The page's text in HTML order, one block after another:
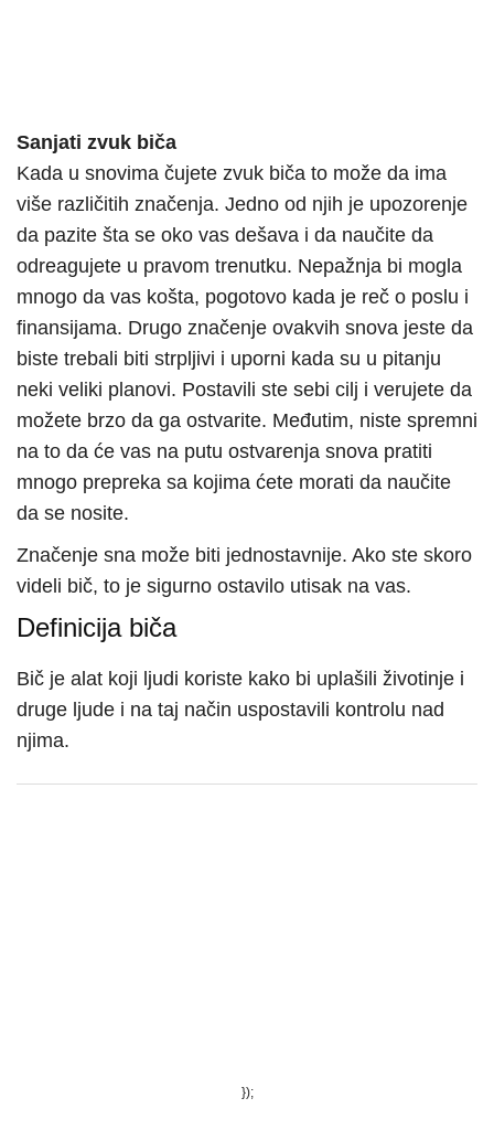
Sanjati zvuk biča
Kada u snovima čujete zvuk biča to može da ima
više različitih značenja. Jedno od njih je upozorenje
da pazite šta se oko vas dešava i da naučite da
odreagujete u pravom trenutku. Nepažnja bi mogla
mnogo da vas košta, pogotovo kada je reč o poslu i
finansijama. Drugo značenje ovakvih snova jeste da
biste trebali biti strpljivi i uporni kada su u pitanju
neki veliki planovi. Postavili ste sebi cilj i verujete da
možete brzo da ga ostvarite. Međutim, niste spremni
na to da će vas na putu ostvarenja snova pratiti
mnogo prepreka sa kojima ćete morati da naučite
da se nosite.
Značenje sna može biti jednostavnije. Ako ste skoro
videli bič, to je sigurno ostavilo utisak na vas.
Definicija biča
Bič je alat koji ljudi koriste kako bi uplašili životinje i
druge ljude i na taj način uspostavili kontrolu nad
njima.
});